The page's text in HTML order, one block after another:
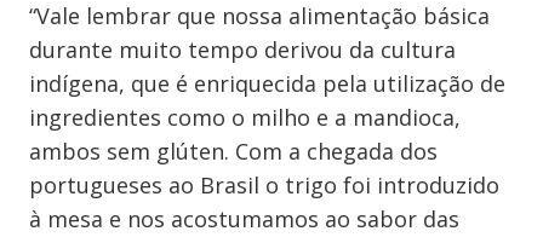
“Vale lembrar que nossa alimentação básica
durante muito tempo derivou da cultura
indígena, que é enriquecida pela utilização de
ingredientes como o milho e a mandioca,
ambos sem glúten. Com a chegada dos
portugueses ao Brasil o trigo foi introduzido
à mesa e nos acostumamos ao sabor das